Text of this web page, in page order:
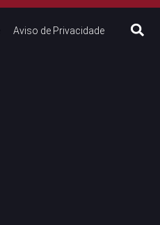
Aviso de Privacidade